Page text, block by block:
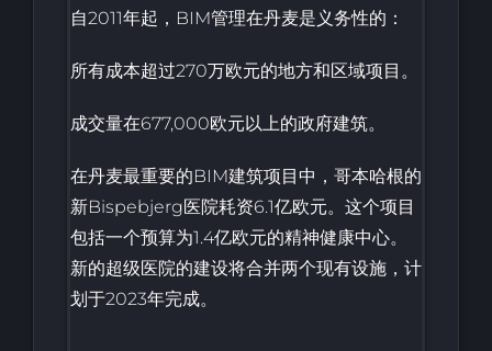
自2011年起，BIM管理在丹麦是义务性的：
所有成本超过270万欧元的地方和区域项目。
成交量在677,000欧元以上的政府建筑。
在丹麦最重要的BIM建筑项目中，哥本哈根的
新Bispebjerg医院耗资6.1亿欧元。这个项目
包括一个预算为1.4亿欧元的精神健康中心。
新的超级医院的建设将合并两个现有设施，计
划于2023年完成。